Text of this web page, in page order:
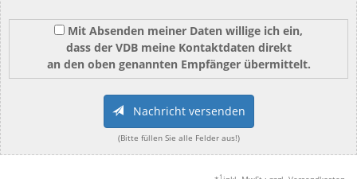
Mit Absenden meiner Daten willige ich ein,
dass der VDB meine Kontaktdaten direkt
an den oben genannten Empfänger übermittelt.
Nachricht versenden
(Bitte füllen Sie alle Felder aus!)
1